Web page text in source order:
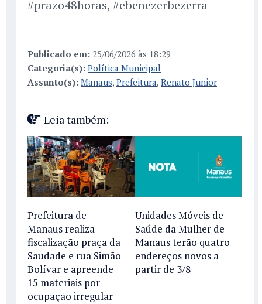
#prazo48horas, #ebenezerbezerra
Publicado em: 25/06/2026 às 18:29
Categoria(s): Política Municipal
Assunto(s): Manaus, Prefeitura, Renato Junior
Leia também:
Prefeitura de
Manaus realiza
fiscalização praça da
Saudade e rua Simão
Bolívar e apreende
15 materiais por
ocupação irregular
Unidades Móveis de
Saúde da Mulher de
Manaus terão quatro
endereços novos a
partir de 3/8